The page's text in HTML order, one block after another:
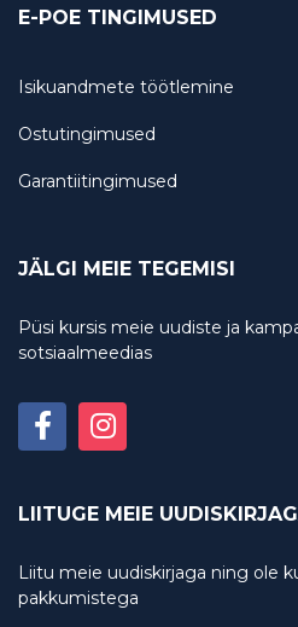
E-POE TINGIMUSED
Isikuandmete töötlemine
Ostutingimused
Garantiitingimused
JÄLGI MEIE TEGEMISI
Püsi kursis meie uudiste ja
sotsiaalmeedias
LIITUGE MEIE
Liitu meie uudiskirjaga ning ole
pakkumistega